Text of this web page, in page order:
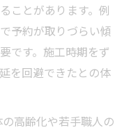
ことがあります。例
予約が取りづらい傾
です。施工時期をず
を回避できたとの体
高齢化や若手職人の